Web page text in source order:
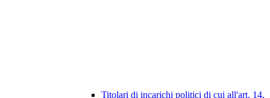
Titolari di incarichi politici di cui all'art. 14,